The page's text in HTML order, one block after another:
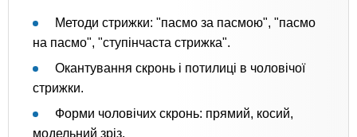
Методи стрижки: "пасмо за пасмою", "пасмо
на пасмо", "ступінчаста стрижка".
Окантування скронь і потилиці в чоловічої
стрижки.
Форми чоловічих скронь: прямий, косий,
модельний зріз.